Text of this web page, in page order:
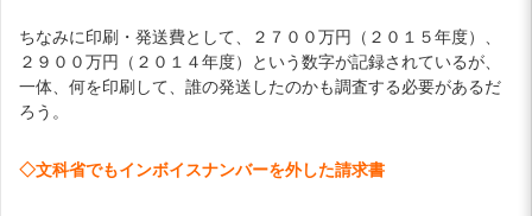
ちなみに印刷・発送費として、２７００万円（２０１５年度）、
２９００万円（２０１４年度）という数字が記録されているが、
一体、何を印刷して、誰の発送したのかも調査する必要があるだ
ろう。
◇文科省でもインボイスナンバーを外した請求書